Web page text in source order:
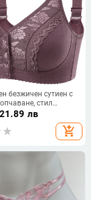
безжичен сутиен с
стил
ултра тънки
размер за зрели
21.89 лв
add_shopping_cart